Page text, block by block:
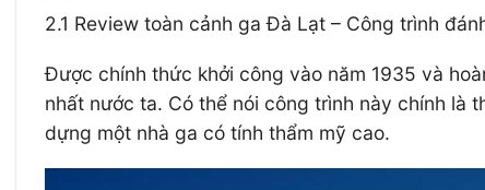
2.1 Review toàn cảnh ga Đà Lạt – Công trình
Được chính thức khởi công vào năm 1935 và
nhất nước ta. Có thể nói công trình này chính là
dựng một nhà ga có tính thẩm mỹ cao.